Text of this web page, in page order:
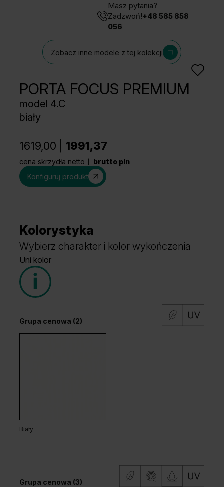
Masz pytania?
Zadzwoń!+48 585 858
056
Zobacz inne modele z tej kolekcji
PORTA FOCUS PREMIUM
model 4.C
biały
1619,00 1991,37
cena skrzydła netto
brutto pln
Konfiguruj produkt
Kolorystyka
Wybierz charakter i kolor wykończenia
Uni kolor
Grupa cenowa (2)
Biały
Grupa cenowa (3)